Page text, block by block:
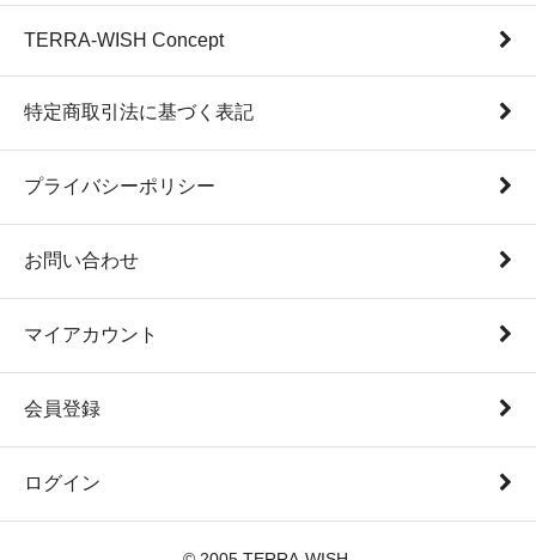
TERRA-WISH Concept
特定商取引法に基づく表記
プライバシーポリシー
お問い合わせ
マイアカウント
会員登録
ログイン